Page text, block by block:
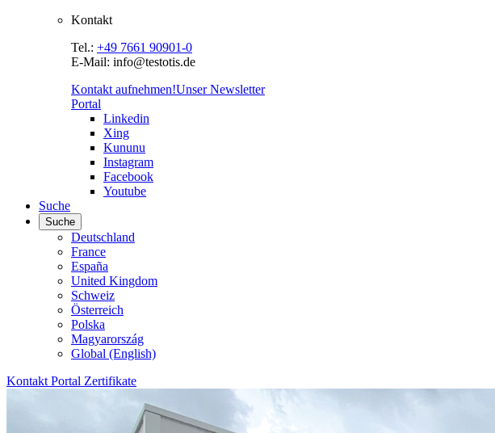
Kontakt
Tel.: +49 7661 90901-0
E-Mail: info@testotis.de
Kontakt aufnehmen!Unser Newsletter
Portal
Linkedin
Xing
Kununu
Instagram
Facebook
Youtube
Suche
Suche
Deutschland
France
España
United Kingdom
Schweiz
Österreich
Polska
Magyarország
Global (English)
Kontakt Portal Zertifikate